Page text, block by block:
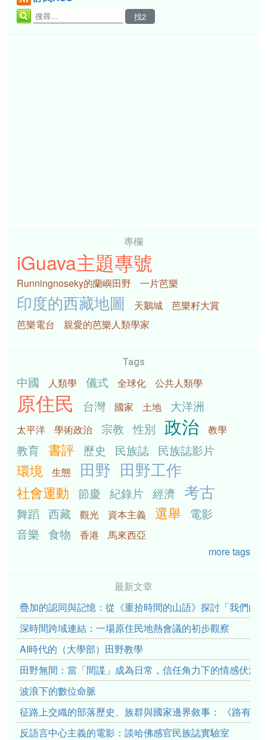
專欄
iGuava主題專號
Runningnoseky的蘭嶼田野 一片芭樂
印度的西藏地圖 天鵝城
芭樂籽大賞
芭樂電台
親愛的芭樂人類學家
Tags
中國 人類學 儀式 全球化 公共人類學
原住民 台灣 國家 土地 大洋洲
太平洋 學術政治 宗教 性別 政治 教學
教育 書評 歷史 民族誌 民族誌影片
環境 生態 田野 田野工作
社會運動 節慶 紀錄片 經濟 考古
舞蹈 西藏 觀光 資本主義 選舉
電影
音樂 食物 香港
馬來西亞
more tags
最新文章
疊加的認同與記憶：從《重拾時間的山語》探討「我們的
深時間跨域連結：一場原住民地熱會議的初步觀察
AI時代的（大學部）田野教學
田野無間：當「間諜」成為日常，信任角力下的情感伏流
波浪下的數位命脈
征路上交織的部落歷史、族群與國家邊界敘事： 《路有
反語言中心主義的電影：談哈佛感官民族誌實驗室